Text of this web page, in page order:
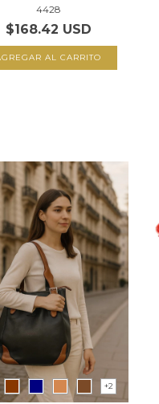
4428
$168.42 USD
AL CARRITO
+2